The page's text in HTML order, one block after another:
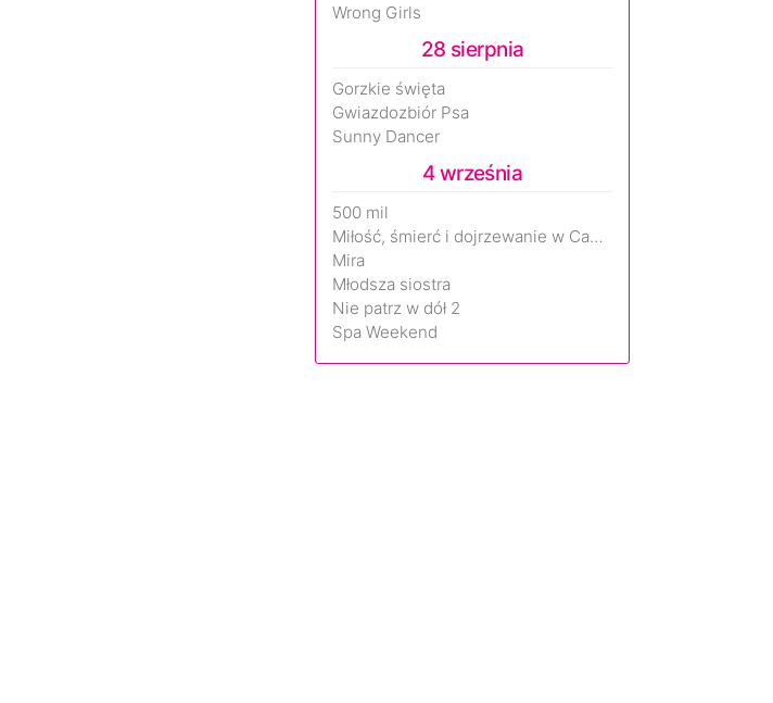
Wrong Girls
28 sierpnia
Gorzkie święta
Gwiazdozbiór Psa
Sunny Dancer
4 września
500 mil
Miłość, śmierć i dojrzewanie w Camp Miasma
Mira
Młodsza siostra
Nie patrz w dół 2
Spa Weekend